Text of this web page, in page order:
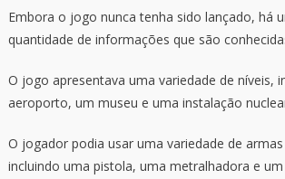
Embora o jogo nunca tenha sido lançado, há
quantidade de informações que são
O jogo apresentava uma variedade de níveis,
aeroporto, um museu e uma instalação
O jogador podia usar uma variedade de
incluindo uma pistola, uma metralhadora e